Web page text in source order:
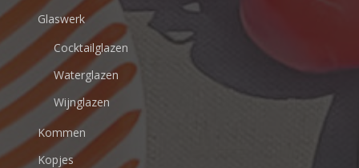
Glaswerk
Cocktailglazen
Waterglazen
Wijnglazen
Kommen
Kopjes